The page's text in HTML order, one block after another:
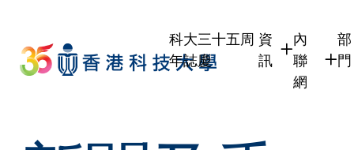
main
content
科大三十五周
年誌慶
資
訊
內
聯
網
部
門